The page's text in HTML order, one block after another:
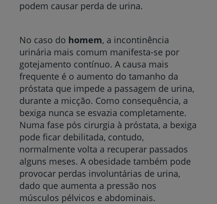
podem causar perda de urina.
No caso do homem, a incontinência
urinária mais comum manifesta-se por
gotejamento contínuo. A causa mais
frequente é o aumento do tamanho da
próstata que impede a passagem de urina,
durante a micção. Como consequência, a
bexiga nunca se esvazia completamente.
Numa fase pós cirurgia à próstata, a bexiga
pode ficar debilitada, contudo,
normalmente volta a recuperar passados
alguns meses. A obesidade também pode
provocar perdas involuntárias de urina,
dado que aumenta a pressão nos
músculos pélvicos e abdominais.